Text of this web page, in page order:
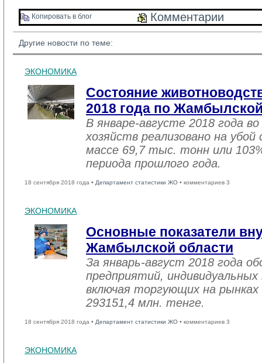
Копировать в блог Комментарии
Другие новости по теме:
ЭКОНОМИКА
Состояние
2018 года по
В январе-августе 2018 года
хозяйств реализовано на
массе 69,7 тыс. тонн или
периода прошлого года.
18 сентября 2018 года • Департамент статистики ЖО • комментариев 3
ЭКОНОМИКА
Основные показатели
Жамбылской области
За январь-август 2018 года
предприятий,
включая торгующих на рынках
293151,4 млн. тенге.
18 сентября 2018 года • Департамент статистики ЖО • комментариев 3
ЭКОНОМИКА